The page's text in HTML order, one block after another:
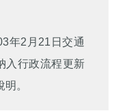
年2月21日交通
入行政流程更新
。